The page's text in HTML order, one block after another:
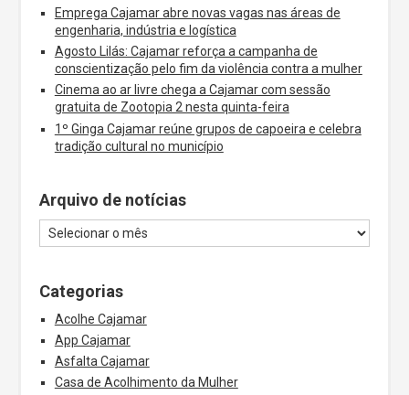
Emprega Cajamar abre novas vagas nas áreas de
engenharia, indústria e logística
Agosto Lilás: Cajamar reforça a campanha de
conscientização pelo fim da violência contra a mulher
Cinema ao ar livre chega a Cajamar com sessão
gratuita de Zootopia 2 nesta quinta-feira
1º Ginga Cajamar reúne grupos de capoeira e celebra
tradição cultural no município
Arquivo de notícias
Categorias
Acolhe Cajamar
App Cajamar
Asfalta Cajamar
Casa de Acolhimento da Mulher